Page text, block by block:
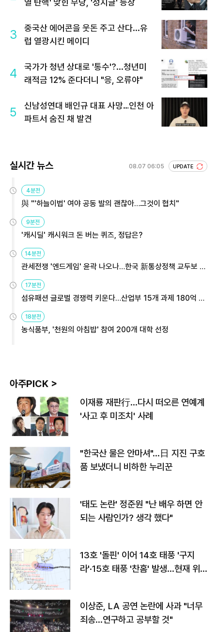
열 탄핵' 맞힌 무당, '성지글' 등장
3
중국산 에어콘을 웃돈 주고 산다...유
럽 열광시킨 메이디
4
국가가 청년 상대로 '통수'?...청년미
래적금 12% 준다더니 "응, 오류야"
5
신남성연대 배인규 대표 사망…인천 아
파트서 숨진 채 발견
실시간 뉴스 08.07 06:05 UPDATE
4분전
與 "'하늘이법' 여야 공동 발의 괜찮아…그것이 협치"
9분전
'캐시딜' 캐시워크 돈 버는 퀴즈, 정답은?
14분전
관세전쟁 '엔드게임' 윤곽 나오나…한국 新통상정책 교두보 활
용해야
17분전
섬유패션 글로벌 경쟁력 키운다…산업부 15개 과제 180억 지
원
18분전
농식품부, '천원의 아침밥' 참여 200개 대학 선정
아주PICK >
이재룡 재판行…다시 떠오른 연예계
'사고 후 미조치' 사례
"한국산 물은 안마셔"…日 지진 구호
품 보냈더니 비하한 누리꾼
'태도 논란' 정준원 "난 배우 하면 안
되는 사람인가? 생각 했다"
13호 '돌핀' 이어 14호 태풍 '구지
라'·15호 태풍 '찬홈' 발생…현재 위
이상준, LA 공연 논란에 사과 "너무
죄송…연구하고 공부할 것"